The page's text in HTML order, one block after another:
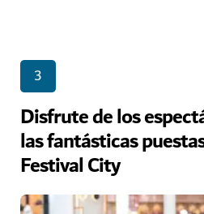
3
Disfrute de los
las fantásticas
Festival City